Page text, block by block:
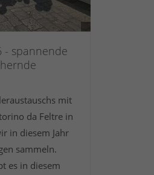
- spannende
mit
da Feltre in
in diesem Jahr
sammeln.
es in diesem